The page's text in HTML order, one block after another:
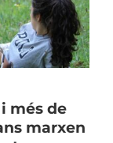
més de
marxen